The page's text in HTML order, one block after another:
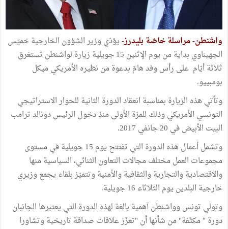
واشنطن- مراسلة خاصّة بليدرز-يؤدّي وزير الشؤون الخارجية خميّس
الجهيناوي بداية من يوم الإثنين 15 جويلية زيارة لواشنطن تستغرق
ثلاثة أيّام على رأس وفد هامّ بدعوة من نظيره الأمريكي ميكل
بومبييو.
وتأتي هذه الزيارة بمناسبة انعقاد الدورة الثانية للحوار الاستراتيجي
التونسي الأمريكي وذلك للمرّة الأولى منذ دخول الرئيس دونالد ترامب
البيت الأبيض في 20 جانفي 2017.
وتشمل أعمال هذه الدورة التي تفتتح يوم 15 جويلية في مستوى
مجموعات العمل مختلف مجالات التعاون الثنائي، السياسية منها
والاقتصادية والتجارية والثقافية والأمنية وتتميّز بلقاء يجمع وزيري
خارجية البلدين يوم الثلاثاء 16 جويلية.
وتولي تونس وواشنطن آهمية بالغة لهذه الدورة التي يعتبرها الجانبان
دورة " مكثّفة" من شأنها أن "تعزّز علاقات صداقة تاريخية وتشاورا